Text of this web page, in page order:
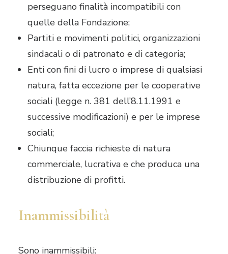
perseguano finalità incompatibili con
quelle della Fondazione;
Partiti e movimenti politici, organizzazioni
sindacali o di patronato e di categoria;
Enti con fini di lucro o imprese di qualsiasi
natura, fatta eccezione per le cooperative
sociali (legge n. 381 dell’8.11.1991 e
successive modificazioni) e per le imprese
sociali;
Chiunque faccia richieste di natura
commerciale, lucrativa e che produca una
distribuzione di profitti.
Inammissibilità
Sono inammissibili: